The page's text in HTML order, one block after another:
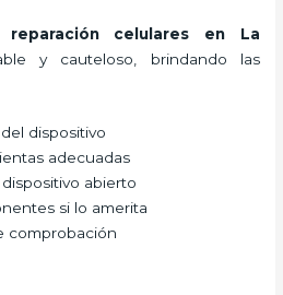
reparación celulares
en La
y cauteloso, brindando las
dispositivo
adecuadas
abierto
si lo amerita
comprobación